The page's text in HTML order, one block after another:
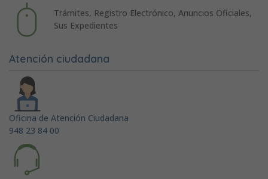
Trámites, Registro Electrónico, Anuncios Oficiales,
Sus Expedientes
Atención ciudadana
Oficina de Atención Ciudadana
948 23 84 00